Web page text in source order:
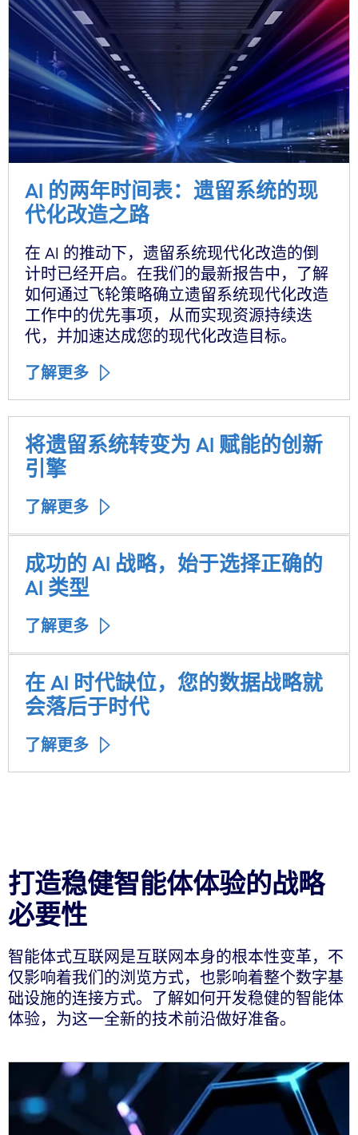
AI 的两年时间表：遗留系统的现
代化改造之路
在 AI 的推动下，遗留系统现代化改造的倒
计时已经开启。在我们的最新报告中，了解
如何通过飞轮策略确立遗留系统现代化改造
工作中的优先事项，从而实现资源持续迭
代，并加速达成您的现代化改造目标。
了解更多
将遗留系统转变为 AI 赋能的创新
引擎
了解更多
成功的 AI 战略，始于选择正确的
AI 类型
了解更多
在 AI 时代缺位，您的数据战略就
会落后于时代
了解更多
打造稳健智能体体验的战略
必要性
智能体式互联网是互联网本身的根本性变革，不
仅影响着我们的浏览方式，也影响着整个数字基
础设施的连接方式。了解如何开发稳健的智能体
体验，为这一全新的技术前沿做好准备。